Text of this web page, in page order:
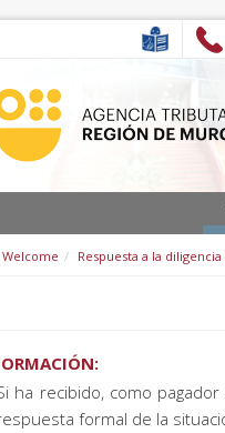
Welcome Respuesta a la
ha recibido, como
formal de la